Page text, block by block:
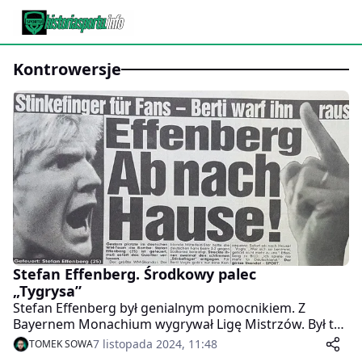
kontrowersje
Stefan Effenberg. Środkowy palec
„Tygrysa”
Stefan Effenberg był genialnym pomocnikiem. Z
Bayernem Monachium wygrywał Ligę Mistrzów. Był też
człowiekiem, który głośno manifestował swoje racje,
często w sposób, który sprawiał, że jedni go uwielbiali,
TOMEK SOWA7 listopada 2024, 11:48